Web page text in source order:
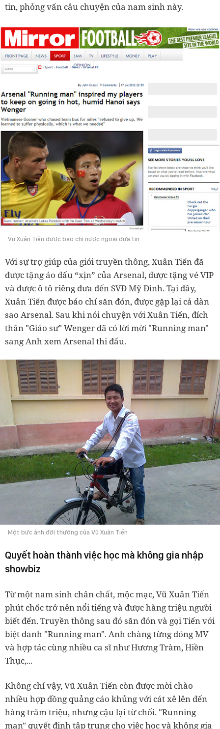
tin, phỏng vấn câu chuyện của nam sinh này.
Vũ Xuân Tiến được báo chí nước ngoài đưa tin
Với sự trợ giúp của giới truyền thông, Xuân Tiến đã
được tặng áo đấu “xịn” của Arsenal, được tặng vé VIP
và được ô tô riêng đưa đến SVĐ Mỹ Đình. Tại đây,
Xuân Tiến được báo chí săn đón, được gặp lại cả dàn
sao Arsenal. Sau khi nói chuyện với Xuân Tiến, đích
thân "Giáo sư" Wenger đã có lời mời "Running man"
sang Anh xem Arsenal thi đấu.
Một bức ảnh đời thường của Vũ Xuân Tiến
Quyết hoàn thành việc học mà không gia nhập
showbiz
Từ một nam sinh chân chất, mộc mạc, Vũ Xuân Tiến
phút chốc trở nên nổi tiếng và được hàng triệu người
biết đến. Truyền thông sau đó săn đón và gọi Tiến với
biệt danh "Running man". Anh chàng từng đóng MV
và hợp tác cùng nhiều ca sĩ như Hương Tràm, Hiền
Thục,...
Không chỉ vậy, Vũ Xuân Tiến còn được mời chào
nhiều hợp đồng quảng cáo khủng với cát xê lên đến
hàng trăm triệu, nhưng cậu lại từ chối. "Running
man" quyết định tập trung cho việc học và không gia